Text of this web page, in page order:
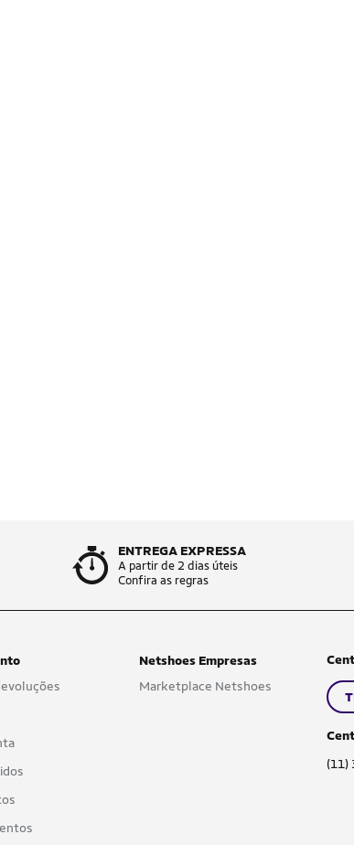
ENTREGA EXPRESSA
A partir de 2 dias úteis
Confira as regras
Netshoes Empresas
Marketplace Netshoes
(11)